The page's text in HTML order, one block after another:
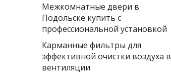
Межкомнатные двери в
Подольске купить с
профессиональной установкой
Карманные фильтры для
эффективной очистки воздуха в
вентиляции